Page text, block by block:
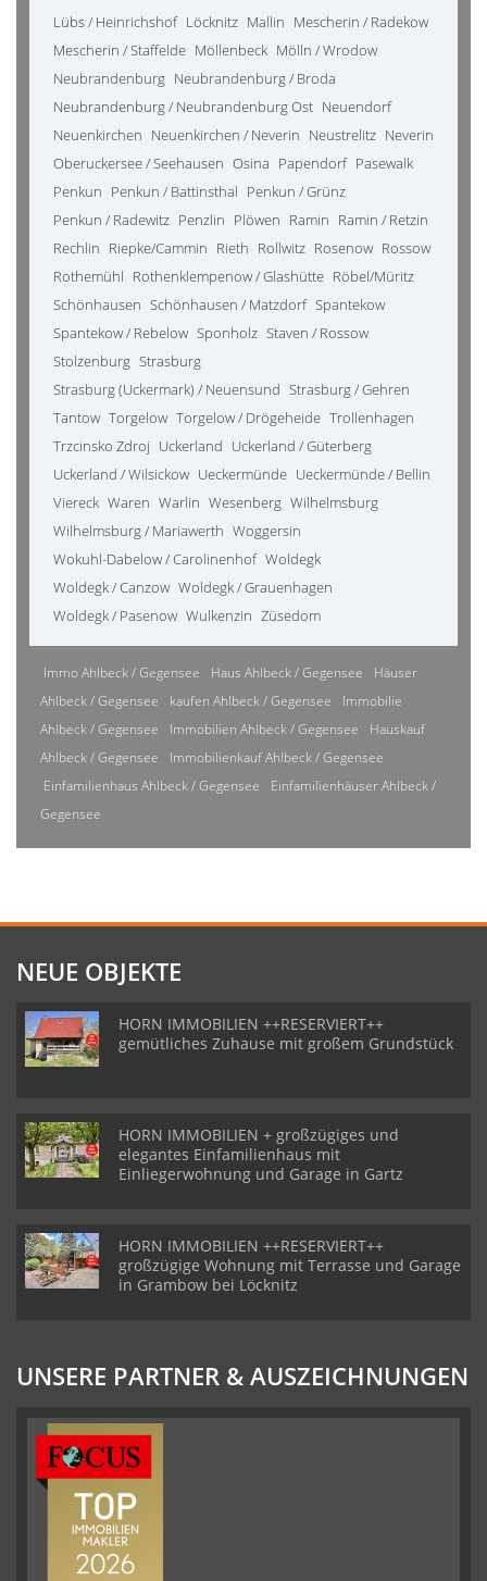
Lübs / Heinrichshof Löcknitz Mallin Mescherin / Radekow
Mescherin / Staffelde Möllenbeck Mölln / Wrodow
Neubrandenburg Neubrandenburg / Broda
Neubrandenburg / Neubrandenburg Ost Neuendorf
Neuenkirchen Neuenkirchen / Neverin Neustrelitz Neverin
Oberuckersee / Seehausen Osina Papendorf Pasewalk
Penkun Penkun / Battinsthal Penkun / Grünz
Penkun / Radewitz Penzlin Plöwen Ramin Ramin / Retzin
Rechlin Riepke/Cammin Rieth Rollwitz Rosenow Rossow
Rothemühl Rothenklempenow / Glashütte Röbel/Müritz
Schönhausen Schönhausen / Matzdorf Spantekow
Spantekow / Rebelow Sponholz Staven / Rossow
Stolzenburg Strasburg
Strasburg (Uckermark) / Neuensund Strasburg / Gehren
Tantow Torgelow Torgelow / Drögeheide Trollenhagen
Trzcinsko Zdroj Uckerland Uckerland / Güterberg
Uckerland / Wilsickow Ueckermünde Ueckermünde / Bellin
Viereck Waren Warlin Wesenberg Wilhelmsburg
Wilhelmsburg / Mariawerth Woggersin
Wokuhl-Dabelow / Carolinenhof Woldegk
Woldegk / Canzow Woldegk / Grauenhagen
Woldegk / Pasenow Wulkenzin Züsedom
Immo Ahlbeck / Gegensee Haus Ahlbeck / Gegensee
Häuser
Ahlbeck / Gegensee
kaufen Ahlbeck / Gegensee
Immobilie
Ahlbeck / Gegensee
Immobilien Ahlbeck / Gegensee
Hauskauf
Ahlbeck / Gegensee
Immobilienkauf Ahlbeck / Gegensee
Einfamilienhaus Ahlbeck / Gegensee
Einfamilienhäuser Ahlbeck /
Gegensee
NEUE OBJEKTE
HORN IMMOBILIEN ++RESERVIERT++
gemütliches Zuhause mit großem Grundstück
HORN IMMOBILIEN + großzügiges und
elegantes Einfamilienhaus mit
Einliegerwohnung und Garage in Gartz
HORN IMMOBILIEN ++RESERVIERT++
großzügige Wohnung mit Terrasse und Garage
in Grambow bei Löcknitz
UNSERE PARTNER & AUSZEICHNUNGEN